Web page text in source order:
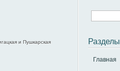
и Пушкарская
Разделы
Главная